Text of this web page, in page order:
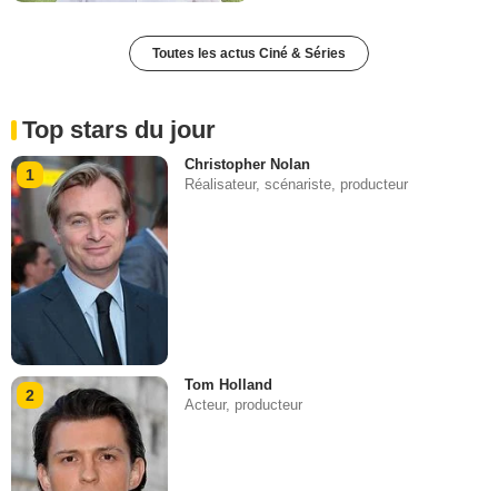
Toutes les actus Ciné & Séries
Top stars du jour
1
Christopher Nolan
Réalisateur, scénariste, producteur
2
Tom Holland
Acteur, producteur